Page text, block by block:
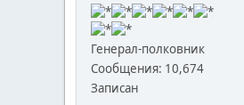
Генерал-полковник
Сообщения: 10,674
Записан